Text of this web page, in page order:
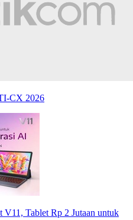
CX 2026
V11, Tablet Rp 2 Jutaan untuk